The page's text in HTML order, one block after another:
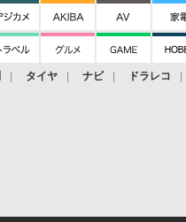
タイヤ ナビ ドラレコ